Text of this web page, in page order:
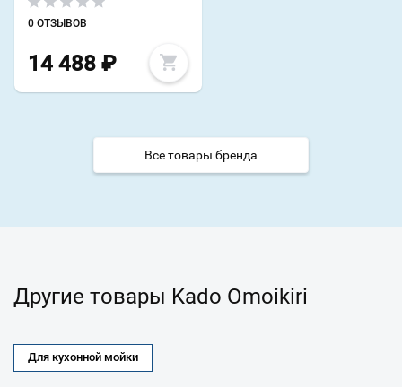
0 ОТЗЫВОВ
14 488 ₽
Все товары бренда
Другие товары Kado Omoikiri
Для кухонной мойки